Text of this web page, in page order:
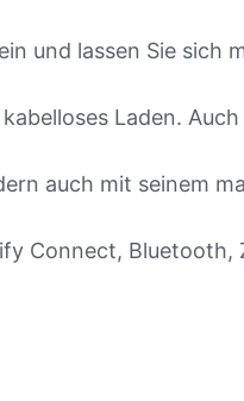
und lassen Sie
Laden.
auch mit seinem
Connect,